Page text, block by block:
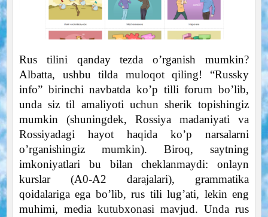
Rus tilini qanday tezda o’rganish mumkin?
Albatta, ushbu tilda muloqot qiling! “Russky
info” birinchi navbatda ko’p tilli forum bo’lib,
unda siz til amaliyoti uchun sherik topishingiz
mumkin (shuningdek, Rossiya madaniyati va
Rossiyadagi hayot haqida ko’p narsalarni
o’rganishingiz mumkin). Biroq, saytning
imkoniyatlari bu bilan cheklanmaydi: onlayn
kurslar (A0-A2 darajalari), grammatika
qoidalariga ega bo’lib, rus tili lug’ati, lekin eng
muhimi, media kutubxonasi mavjud. Unda rus